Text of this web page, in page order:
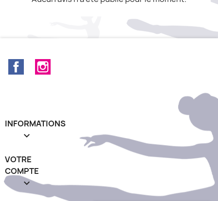
Facebook
INFORMATIONS

VOTRE
COMPTE
